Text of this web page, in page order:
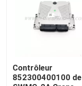
Contrôleur
852300400100 de